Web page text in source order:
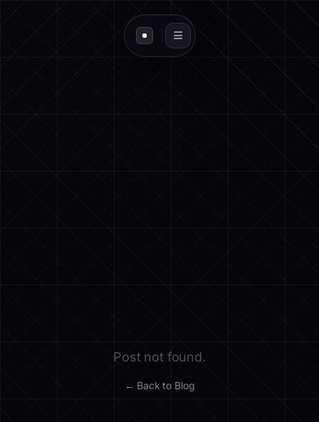
Post not found.
← Back to Blog